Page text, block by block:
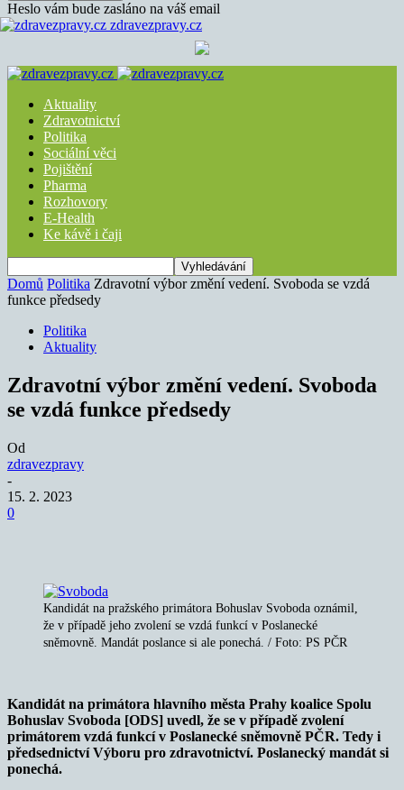
Heslo vám bude zasláno na váš email
zdravezpravy.cz
Aktuality
Zdravotnictví
Politika
Sociální věci
Pojištění
Pharma
Rozhovory
E-Health
Ke kávě i čaji
Domů Politika Zdravotní výbor změní vedení. Svoboda se vzdá
funkce předsedy
Politika
Aktuality
Zdravotní výbor změní vedení. Svoboda
se vzdá funkce předsedy
Od
zdravezpravy
-
15. 2. 2023
0
Kandidát na pražského primátora Bohuslav Svoboda oznámil,
že v případě jeho zvolení se vzdá funkcí v Poslanecké
sněmovně. Mandát poslance si ale ponechá. / Foto: PS PČR
Kandidát na primátora hlavního města Prahy koalice Spolu
Bohuslav Svoboda [ODS] uvedl, že se v případě zvolení
primátorem vzdá funkcí v Poslanecké sněmovně PČR. Tedy i
předsednictví Výboru pro zdravotnictví. Poslanecký mandát si
ponechá.